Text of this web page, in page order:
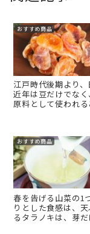
おすすめ商品
江戸時代後期より
近年は豆だけでな
原料として使われ
おすすめ商品
春を告げる山菜の1
りとした食感は、
るタラノキは、芽